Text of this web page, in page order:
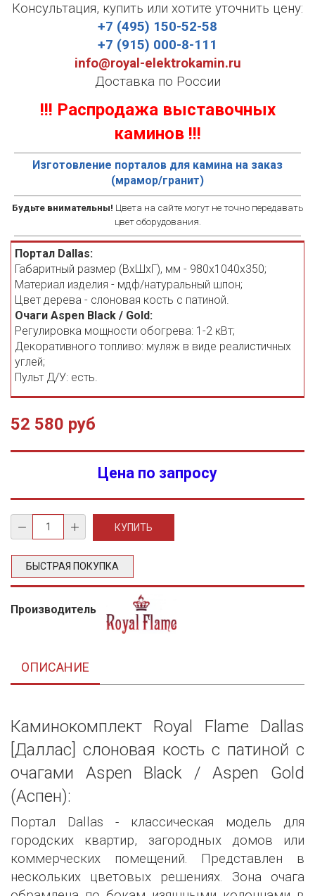
Консультация, купить или хотите уточнить цену:
+7 (495) 150-52-58
+7 (915) 000-8-111
info@royal-elektrokamin.ru
Доставка по России
!!! Распродажа выставочных
каминов !!!
Изготовление порталов для камина на заказ
(мрамор/гранит)
Будьте внимательны! Цвета на сайте могут не точно передавать
цвет оборудования.
Портал Dallas:
Габаритный размер (ВхШхГ), мм - 980х1040х350;
Материал изделия - мдф/натуральный шпон;
Цвет дерева - слоновая кость с патиной.
Очаги Aspen Black / Gold:
Регулировка мощности обогрева: 1-2 кВт;
Декоративного топливо: муляж в виде реалистичных
углей;
Пульт Д/У: есть.
52 580 руб
Цена по запросу
БЫСТРАЯ ПОКУПКА
Производитель
ОПИСАНИЕ
Каминокомплект Royal Flame Dallas
[Даллас] слоновая кость с патиной с
очагами Aspen Black / Aspen Gold
(Аспен):
Портал Dallas - классическая модель для
городских квартир, загородных домов или
коммерческих помещений. Представлен в
нескольких цветовых решениях. Зона очага